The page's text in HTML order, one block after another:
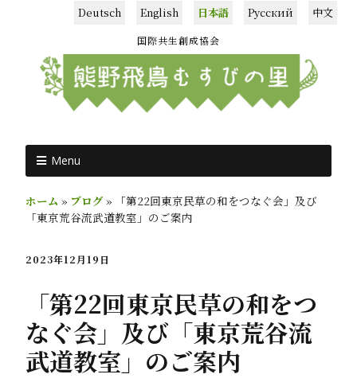
Deutsch English 日本語 Русский 中文
国際共生創成協会
Menu
ホーム » ブログ »
「第22回東京民草の和をつなぐ会」及び
「東京荒谷流武道教室」のご案内
2023年12月19日
「第22回東京民草の和をつ
なぐ会」及び「東京荒谷流
武道教室」のご案内